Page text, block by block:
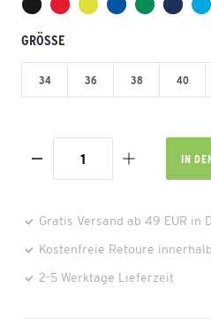
GRÖSSE
34 36 38 40
IN
Gratis Versand ab 49 EUR in
Kostenfreie Retoure
2-5 Werktage Lieferzeit